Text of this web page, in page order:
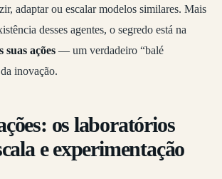
adaptar ou escalar modelos similares. Mais
desses agentes, o segredo está na
ações — um verdadeiro “balé
inovação.
os laboratórios
e experimentação